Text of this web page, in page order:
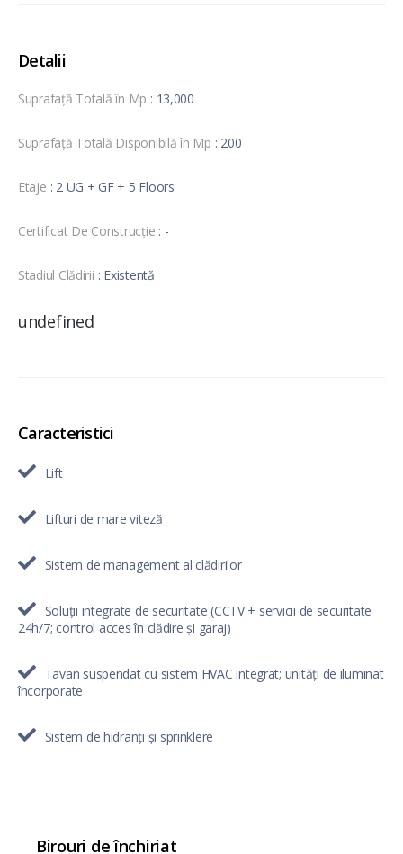
Detalii
Suprafață Totală în Mp : 13,000
Suprafață Totală Disponibilă în Mp : 200
Etaje : 2 UG + GF + 5 Floors
Certificat De Construcție : -
Stadiul Clădirii : Existentă
undefined
Caracteristici
Lift
Lifturi de mare viteză
Sistem de management al clădirilor
Soluții integrate de securitate (CCTV + servicii de securitate
24h/7; control acces în clădire și garaj)
Tavan suspendat cu sistem HVAC integrat; unități de iluminat
încorporate
Sistem de hidranți și sprinklere
Birouri de închiriat